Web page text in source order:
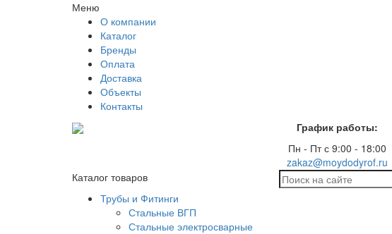
Меню
О компании
Каталог
Бренды
Оплата
Доставка
Объекты
Контакты
График работы:
Пн - Пт с 9:00 - 18:00
zakaz@moydodyrof.ru
Каталог товаров
Трубы и Фитинги
Стальные ВГП
Стальные электросварные